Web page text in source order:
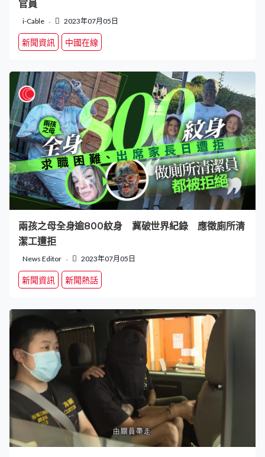
官員
i-Cable 2023年07月05日
新聞資訊 中國在線
兩孩之母全身逾800紋身 冀破世界紀錄 應徵廁所清
潔工遭拒
News Editor 2023年07月05日
新聞資訊 新聞熱話